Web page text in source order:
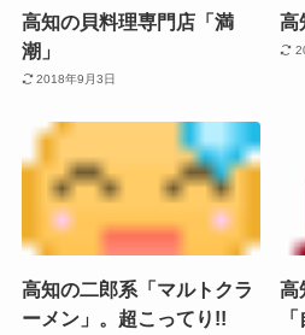
高知の貝料理専門店「満
潮」
2018年9月3日
高
高知の二郎系「マルトクラ
ーメン」。超こってり!!
高